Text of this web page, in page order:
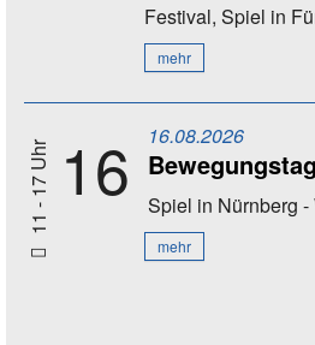
Festival, Spiel in
mehr
11 - 17 Uhr 16 16.08.2026
Spiel in Nürnberg
mehr